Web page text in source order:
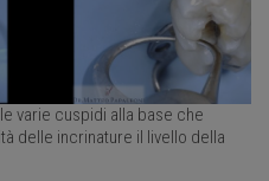
varie cuspidi alla base che
delle incrinature il livello della